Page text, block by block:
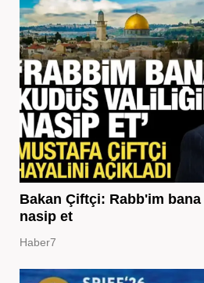
Bakan Çiftçi: Rabb'im
nasip et
Haber7